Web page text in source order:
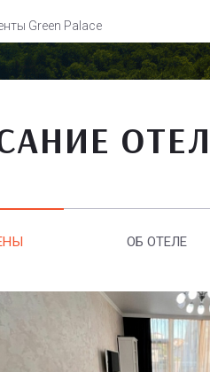
Greеn Рalace
ОБ ОТЕЛЕ